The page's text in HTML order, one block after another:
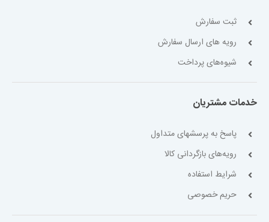
ثبت سفارش
رویه های ارسال سفارش
شیوه‌های پرداخت
خدمات مشتریان
پاسخ به پرسشهای متداول
رویه‌های بازگردانی کالا
شرایط استفاده
حریم خصوصی